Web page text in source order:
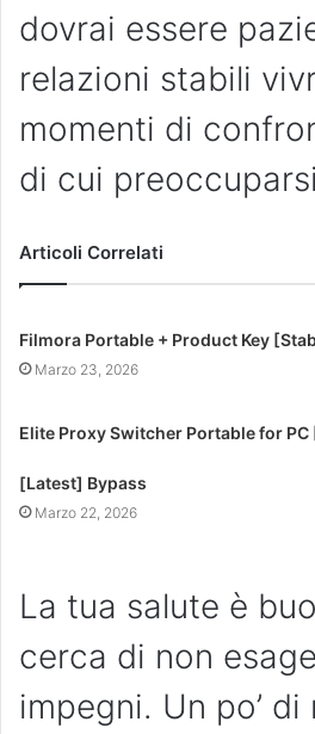
dovrai essere
relazioni stabili
momenti di
di cui
Articoli Correlati
Filmora Portable + Product Key
Marzo 23, 2026
Elite Proxy Switcher Portable for
[Latest] Bypass
Marzo 22, 2026
La tua salute è
cerca di non
impegni. Un po’